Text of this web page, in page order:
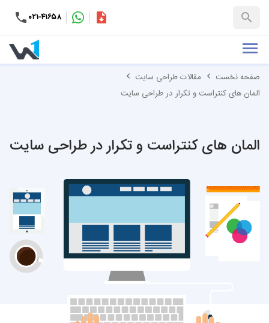
۰۲۱-۴۱۶۵۸
+۹۸-کاتالوگ
صفحه نخست
مقالات طراحی سایت
المان های کنتراست و تکرار در طراحی سایت
المان های کنتراست و تکرار در طراحی سایت